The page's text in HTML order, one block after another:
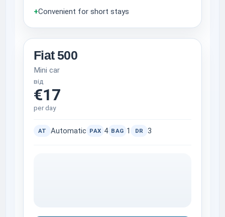
+Convenient for short stays
Fiat 500
Mini car
від
€17
per day
AT Automatic PAX 4 BAG 1 DR 3